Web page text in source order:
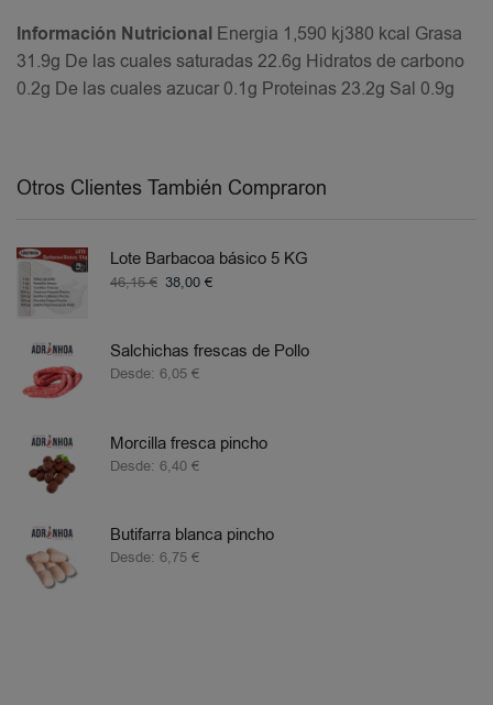
Información Nutricional Energia 1,590 kj380 kcal Grasa
31.9g De las cuales saturadas 22.6g Hidratos de carbono
0.2g De las cuales azucar 0.1g Proteinas 23.2g Sal 0.9g
Otros Clientes También Compraron
Lote Barbacoa básico 5 KG
46,15€ 38,00 €
Salchichas frescas de Pollo
Desde: 6,05 €
Morcilla fresca pincho
Desde: 6,40 €
Butifarra blanca pincho
Desde: 6,75 €